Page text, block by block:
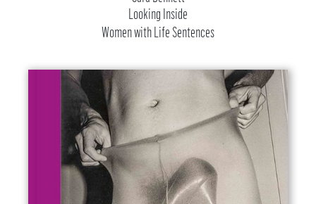
Looking Inside
Women with Life Sentences